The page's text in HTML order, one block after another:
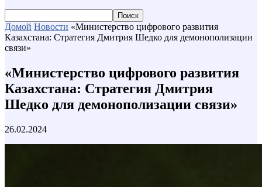
Домой Новости «Министерство цифрового развития
Казахстана: Стратегия Дмитрия Шедко для демонополизации
связи»
«Министерство цифрового развития
Казахстана: Стратегия Дмитрия
Шедко для демонополизации связи»
26.02.2024